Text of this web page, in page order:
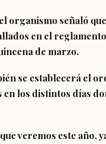
organismo señaló
en el
de marzo.
se establecerá el
en los distintos días
veremos este año,